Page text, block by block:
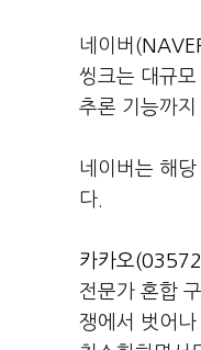
네이버(
씽크는 대규
추론 기능까지
네이버는 해
다.
카카오
전문가 혼합
쟁에서 벗어